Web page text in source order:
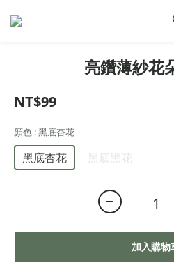
亮鑽薄紗花
NT$99
顏色 : 黑底杏花
黑底杏花 黑底黑花
加入購物